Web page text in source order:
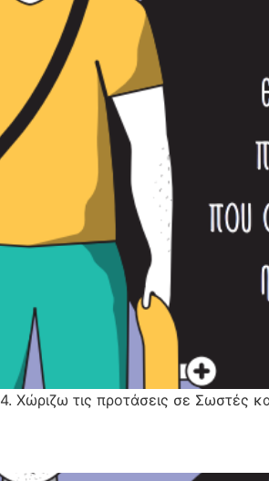
Χώριζω τις προτάσεις σε Σωστές